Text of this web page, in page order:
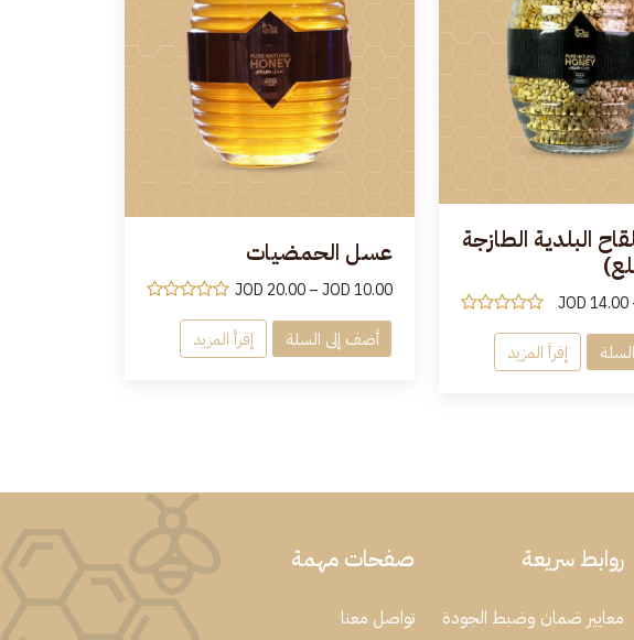
البلدية الطازجة
JOD14.00
إقرأ المزيد
عسل الحمضيات
JOD10.00
–
JOD 20.00
أضف إلى السلة إقرأ المزيد
روابط سريعة
معايير ضمان وضبط الجودة
صفحات مهمة
تواصل معنا